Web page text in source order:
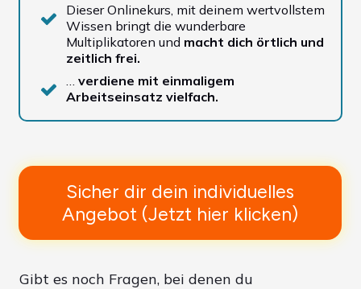
Dieser Onlinekurs, mit deinem wertvollstem
Wissen bringt die wunderbare
Multiplikatoren und macht dich örtlich und
zeitlich frei.
verdiene mit einmaligem
Arbeitseinsatz vielfach.
Sicher dir dein individuelles
Angebot (Jetzt hier klicken)
Gibt es noch Fragen, bei denen du